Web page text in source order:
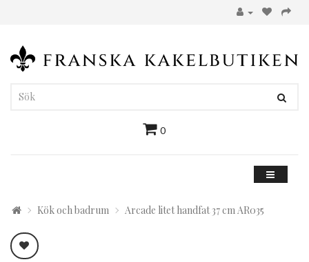
0
Kök och badrum Arcade litet handfat 37 cm AR035